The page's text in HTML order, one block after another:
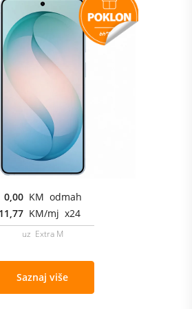
0,00 KM odmah
KM/mj x24
uz Extra M
Saznaj više